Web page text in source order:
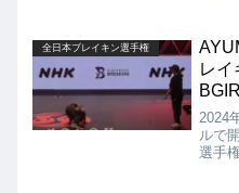
りま
全日本ブレイキン選手権
レイ
2024
ルで
選手